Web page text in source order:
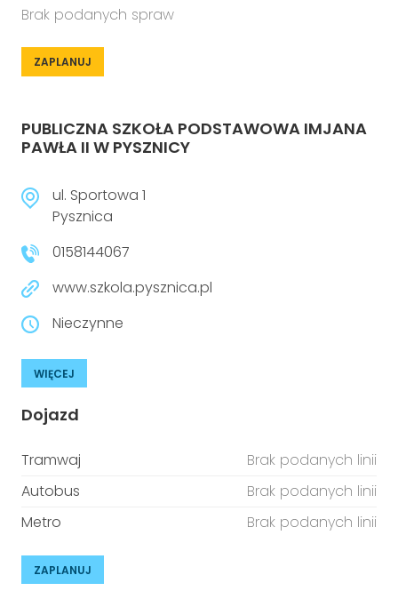
Brak podanych spraw
ZAPLANUJ
PUBLICZNA SZKOŁA PODSTAWOWA IMJANA
PAWŁA II W PYSZNICY
ul. Sportowa 1
Pysznica
0158144067
www.szkola.pysznica.pl
Nieczynne
WIĘCEJ
Dojazd
Tramwaj
Brak podanych linii
Autobus
Brak podanych linii
Metro
Brak podanych linii
ZAPLANUJ